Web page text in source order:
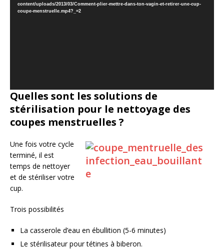
content/uploads/2013/03/Comment-plier-mettre-dans-ton-vagin-et-retirer-une-cup-
coupe-menstruelle.mp4?_=2
Quelles sont les solutions de
stérilisation pour le nettoyage des
coupes menstruelles ?
Une fois votre cycle
terminé, il est
temps de nettoyer
et de stériliser votre
cup.
Trois possibilités
La casserole d’eau en ébullition (5-6 minutes)
Le stérilisateur pour tétines à biberon.